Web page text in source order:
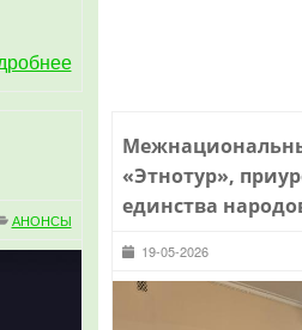
«Этнотур»,
единства
19-05-2026
АНОНСЫ